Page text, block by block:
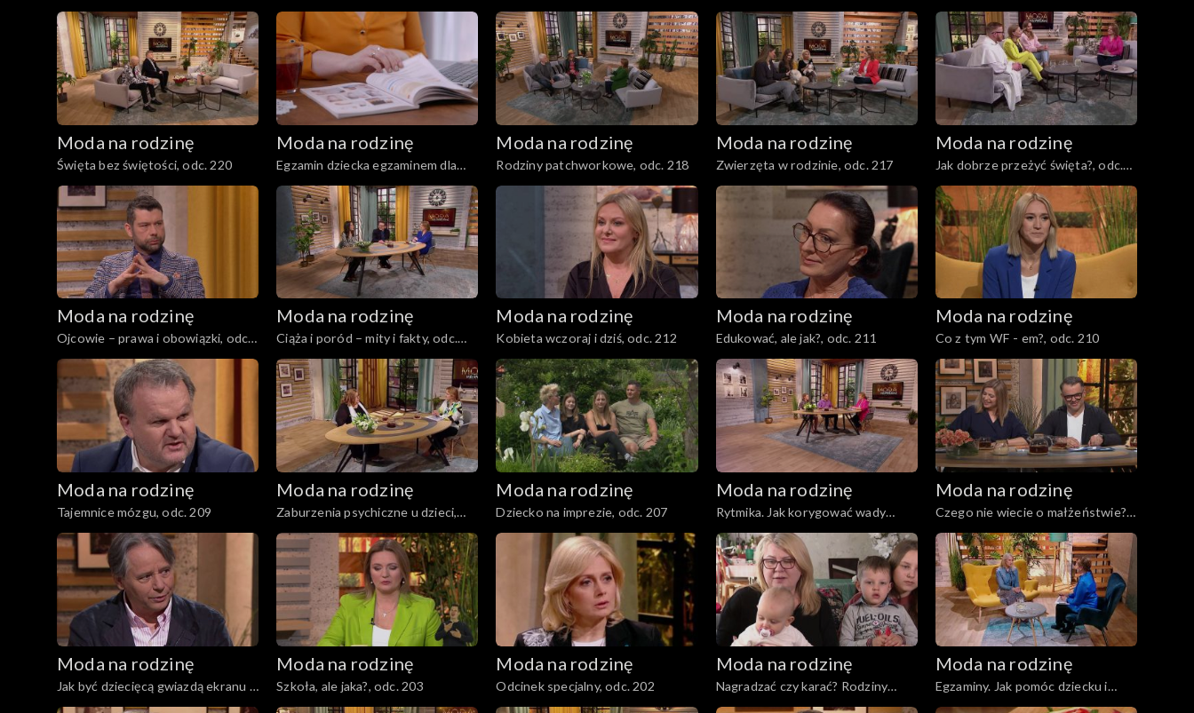
odc. 225
odc. 224
Moda na rodzinę
Święta bez świętości, odc. 220
Moda na rodzinę
Egzamin dziecka egzaminem dla
rodziców?, odc. 219
Moda na rodzinę
Rodziny patchworkowe, odc. 218
Moda na rodzinę
Zwierzęta w rodzinie, odc. 217
Moda na rodzinę
Jak dobrze przeżyć święta?, odc.
216
Moda na rodzinę
Ojcowie – prawa i obowiązki, odc.
215
Moda na rodzinę
Ciąża i poród – mity i fakty, odc.
213
Moda na rodzinę
Kobieta wczoraj i dziś, odc. 212
Moda na rodzinę
Edukować, ale jak?, odc. 211
Moda na rodzinę
Co z tym WF - em?, odc. 210
Moda na rodzinę
Tajemnice mózgu, odc. 209
Moda na rodzinę
Zaburzenia psychiczne u dzieci,
odc. 208
Moda na rodzinę
Dziecko na imprezie, odc. 207
Moda na rodzinę
Rytmika. Jak korygować wady
postawy?, odc. 206
Moda na rodzinę
Czego nie wiecie o małżeństwie?,
odc. 205
Moda na rodzinę
Jak być dziecięcą gwiazdą ekranu i
nie zwariować?, odc. 204
Moda na rodzinę
Szkoła, ale jaka?, odc. 203
Moda na rodzinę
Odcinek specjalny, odc. 202
Moda na rodzinę
Nagradzać czy karać? Rodziny
zastępcze, odc. 201
Moda na rodzinę
Egzaminy. Jak pomóc dziecku i
sobie?, odc. 200